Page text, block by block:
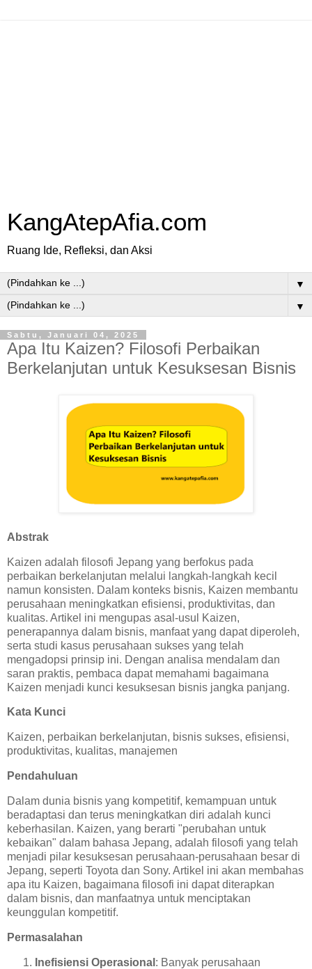
KangAtepAfia.com
Ruang Ide, Refleksi, dan Aksi
▼
▼
Sabtu, Januari 04, 2025
Apa Itu Kaizen? Filosofi Perbaikan
Berkelanjutan untuk Kesuksesan Bisnis
Abstrak
Kaizen adalah filosofi Jepang yang berfokus pada
perbaikan berkelanjutan melalui langkah-langkah kecil
namun konsisten. Dalam konteks bisnis, Kaizen membantu
perusahaan meningkatkan efisiensi, produktivitas, dan
kualitas. Artikel ini mengupas asal-usul Kaizen,
penerapannya dalam bisnis, manfaat yang dapat diperoleh,
serta studi kasus perusahaan sukses yang telah
mengadopsi prinsip ini. Dengan analisa mendalam dan
saran praktis, pembaca dapat memahami bagaimana
Kaizen menjadi kunci kesuksesan bisnis jangka panjang.
Kata Kunci
Kaizen, perbaikan berkelanjutan, bisnis sukses, efisiensi,
produktivitas, kualitas, manajemen
Pendahuluan
Dalam dunia bisnis yang kompetitif, kemampuan untuk
beradaptasi dan terus meningkatkan diri adalah kunci
keberhasilan. Kaizen, yang berarti "perubahan untuk
kebaikan" dalam bahasa Jepang, adalah filosofi yang telah
menjadi pilar kesuksesan perusahaan-perusahaan besar di
Jepang, seperti Toyota dan Sony. Artikel ini akan membahas
apa itu Kaizen, bagaimana filosofi ini dapat diterapkan
dalam bisnis, dan manfaatnya untuk menciptakan
keunggulan kompetitif.
Permasalahan
Inefisiensi Operasional : Banyak perusahaan